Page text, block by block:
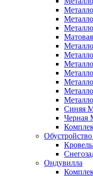
Синяя
Черная
Ондувилла